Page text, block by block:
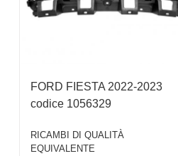
FORD FIESTA 2022-2023
codice 1056329
RICAMBI DI QUALITÀ
EQUIVALENTE